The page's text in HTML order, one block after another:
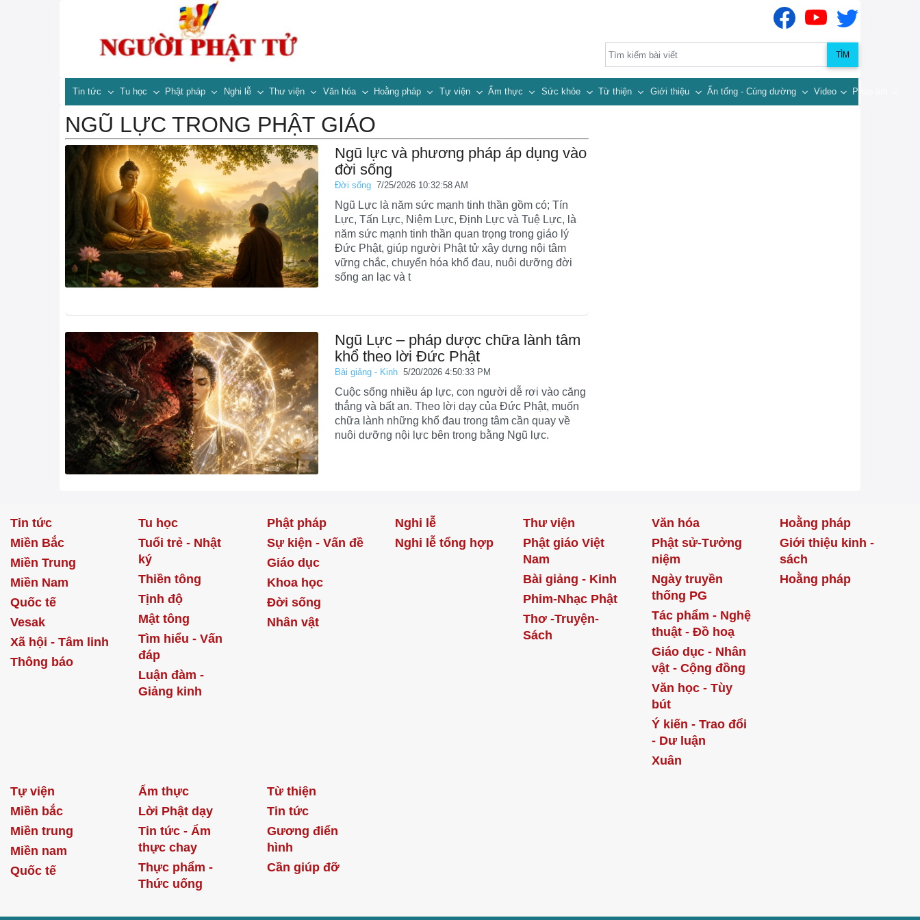
TÌM
Tin tức Tu học Phật pháp Nghi lễ Thư viện Văn hóa Hoằng pháp Tự viện Ẩm thực Sức khỏe Từ thiện Giới thiệu Ấn tống - Cúng dường Video Pháp âm
NGŨ LỰC TRONG PHẬT GIÁO
Ngũ lực và phương pháp áp dụng vào
đời sống
Đời sống 7/25/2026 10:32:58 AM
Ngũ Lực là năm sức mạnh tinh thần gồm có; Tín
Lực, Tấn Lực, Niệm Lực, Định Lực và Tuệ Lực, là
năm sức mạnh tinh thần quan trọng trong giáo lý
Đức Phật, giúp người Phật tử xây dựng nội tâm
vững chắc, chuyển hóa khổ đau, nuôi dưỡng đời
sống an lạc và t
Ngũ Lực – pháp dược chữa lành tâm
khổ theo lời Đức Phật
Bài giảng - Kinh 5/20/2026 4:50:33 PM
Cuộc sống nhiều áp lực, con người dễ rơi vào căng
thẳng và bất an. Theo lời dạy của Đức Phật, muốn
chữa lành những khổ đau trong tâm cần quay về
nuôi dưỡng nội lực bên trong bằng Ngũ lực.
Tin tức
Miền Bắc
Miền Trung
Miền Nam
Quốc tế
Vesak
Xã hội - Tâm linh
Thông báo
Tu học
Tuổi trẻ - Nhật
ký
Thiền tông
Tịnh độ
Mật tông
Tìm hiểu - Vấn
đáp
Luận đàm -
Giảng kinh
Phật pháp
Sự kiện - Vấn đề
Giáo dục
Khoa học
Đời sống
Nhân vật
Nghi lễ
Nghi lễ tổng hợp
Thư viện
Phật giáo Việt
Nam
Bài giảng - Kinh
Phim-Nhạc Phật
Thơ -Truyện-
Sách
Văn hóa
Phật sử-Tưởng
niệm
Ngày truyền
thống PG
Tác phẩm - Nghệ
thuật - Đồ hoạ
Giáo dục - Nhân
vật - Cộng đồng
Văn học - Tùy
bút
Ý kiến - Trao đổi
- Dư luận
Xuân
Hoằng pháp
Giới thiệu kinh -
sách
Hoằng pháp
Tự viện
Miền bắc
Miền trung
Miền nam
Quốc tế
Ẩm thực
Lời Phật dạy
Tin tức - Ẩm
thực chay
Thực phẩm -
Thức uống
Từ thiện
Tin tức
Gương điển
hình
Cần giúp đỡ